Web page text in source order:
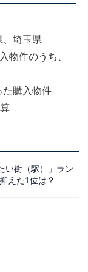
、埼玉県
物件のうち、
た購入物件
い街（駅）」ラン
えた1位は？